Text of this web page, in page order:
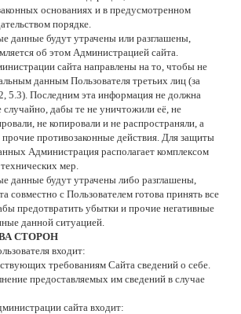
основаниях и в предусмотренном
порядке.
данные будут утрачены или разглашены,
об этом Администрацией сайта.
сайта направлены на то, чтобы не
данным Пользователя третьих лиц (за
5.3). Последним эта информация не должна
дабы те не уничтожили её, не
не копировали и не распространяли, а
противозаконные действия. Для защиты
Администрация располагает комплексом
мер.
данные будут утрачены либо разглашены,
совместно с Пользователем готова принять все
предотвратить убытки и прочие негативные
данной ситуацией.
СТОРОН
входит:
требованиям Сайта сведений о себе.
предоставляемых им сведений в случае
сайта входит: